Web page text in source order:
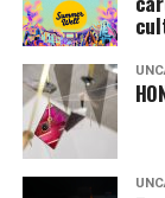
Concept de
cultură,
Business: